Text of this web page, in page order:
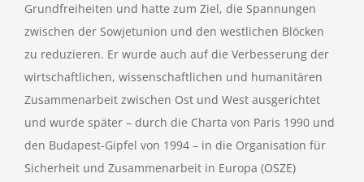
Grundfreiheiten und hatte zum Ziel, die Spannungen
zwischen der Sowjetunion und den westlichen Blöcken
zu reduzieren. Er wurde auch auf die Verbesserung der
wirtschaftlichen, wissenschaftlichen und humanitären
Zusammenarbeit zwischen Ost und West ausgerichtet
und wurde später – durch die Charta von Paris 1990 und
den Budapest-Gipfel von 1994 – in die Organisation für
Sicherheit und Zusammenarbeit in Europa (OSZE)